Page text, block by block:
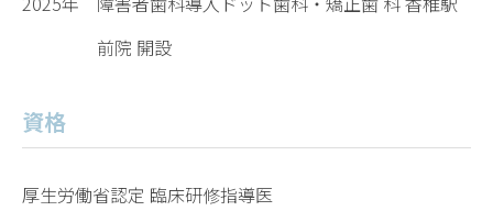
前院 開設
資格
厚生労働省認定 臨床研修指導医